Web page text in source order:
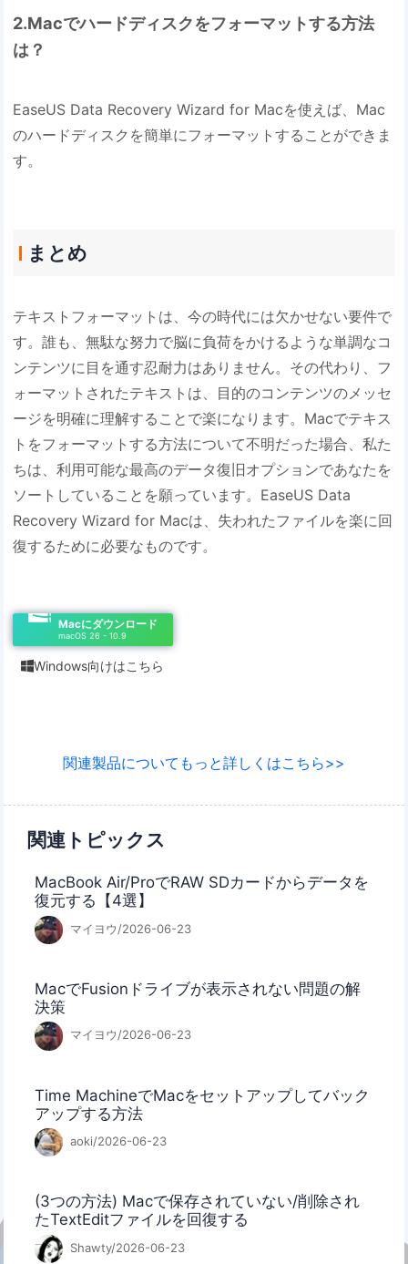
2.Macでハードディスクをフォーマットする方法
は？
EaseUS Data Recovery Wizard for Macを使えば、Mac
のハードディスクを簡単にフォーマットすることができま
す。
まとめ
テキストフォーマットは、今の時代には欠かせない要件で
す。誰も、無駄な努力で脳に負荷をかけるような単調なコ
ンテンツに目を通す忍耐力はありません。その代わり、フ
ォーマットされたテキストは、目的のコンテンツのメッセ
ージを明確に理解することで楽になります。Macでテキス
トをフォーマットする方法について不明だった場合、私た
ちは、利用可能な最高のデータ復旧オプションであなたを
ソートしていることを願っています。EaseUS Data
Recovery Wizard for Macは、失われたファイルを楽に回
復するために必要なものです。
Macにダウンロード
macOS 26 - 10.9
Windows向けはこちら
関連製品についてもっと詳しくはこちら>>
関連トピックス
MacBook Air/ProでRAW SDカードからデータを
復元する【4選】
マイヨウ/2026-06-23
MacでFusionドライブが表示されない問題の解
決策
マイヨウ/2026-06-23
Time MachineでMacをセットアップしてバック
アップする方法
aoki/2026-06-23
(3つの方法) Macで保存されていない/削除され
たTextEditファイルを回復する
Shawty/2026-06-23